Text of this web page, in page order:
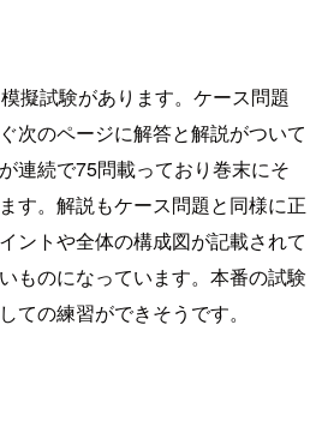
擬試験があります。ケース問題
次のページに解答と解説がついて
連続で75問載っており巻末にそ
す。解説もケース問題と同様に正
ントや全体の構成図が記載されて
ものになっています。本番の試験
ての練習ができそうです。